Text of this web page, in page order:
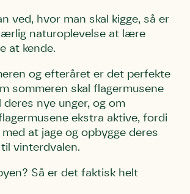
ved, hvor man skal kigge, så er
naturoplevelse at lære
at kende.
og efteråret er det perfekte
sommeren skal flagermusene
nye unger, og om
ekstra aktive, fordi
at jage og opbygge deres
vinterdvalen.
Så er det faktisk helt